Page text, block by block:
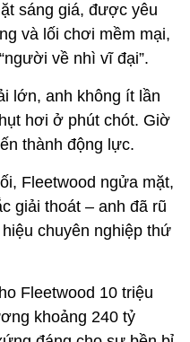
sáng giá, được yêu
và lối chơi mềm mại,
về nhì vĩ đại”.
lớn, anh không ít lần
hơi ở phút chót. Giờ
thành động lực.
Fleetwood ngửa mặt,
giải thoát – anh đã rũ
chuyên nghiệp thứ
Fleetwood 10 triệu
khoảng 240 tỷ